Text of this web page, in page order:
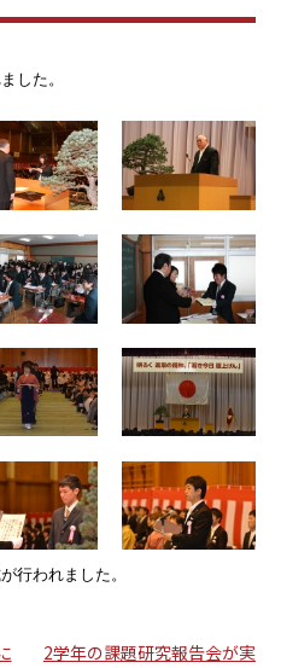
した。
行われました。
2学年の課題研究報告会が実